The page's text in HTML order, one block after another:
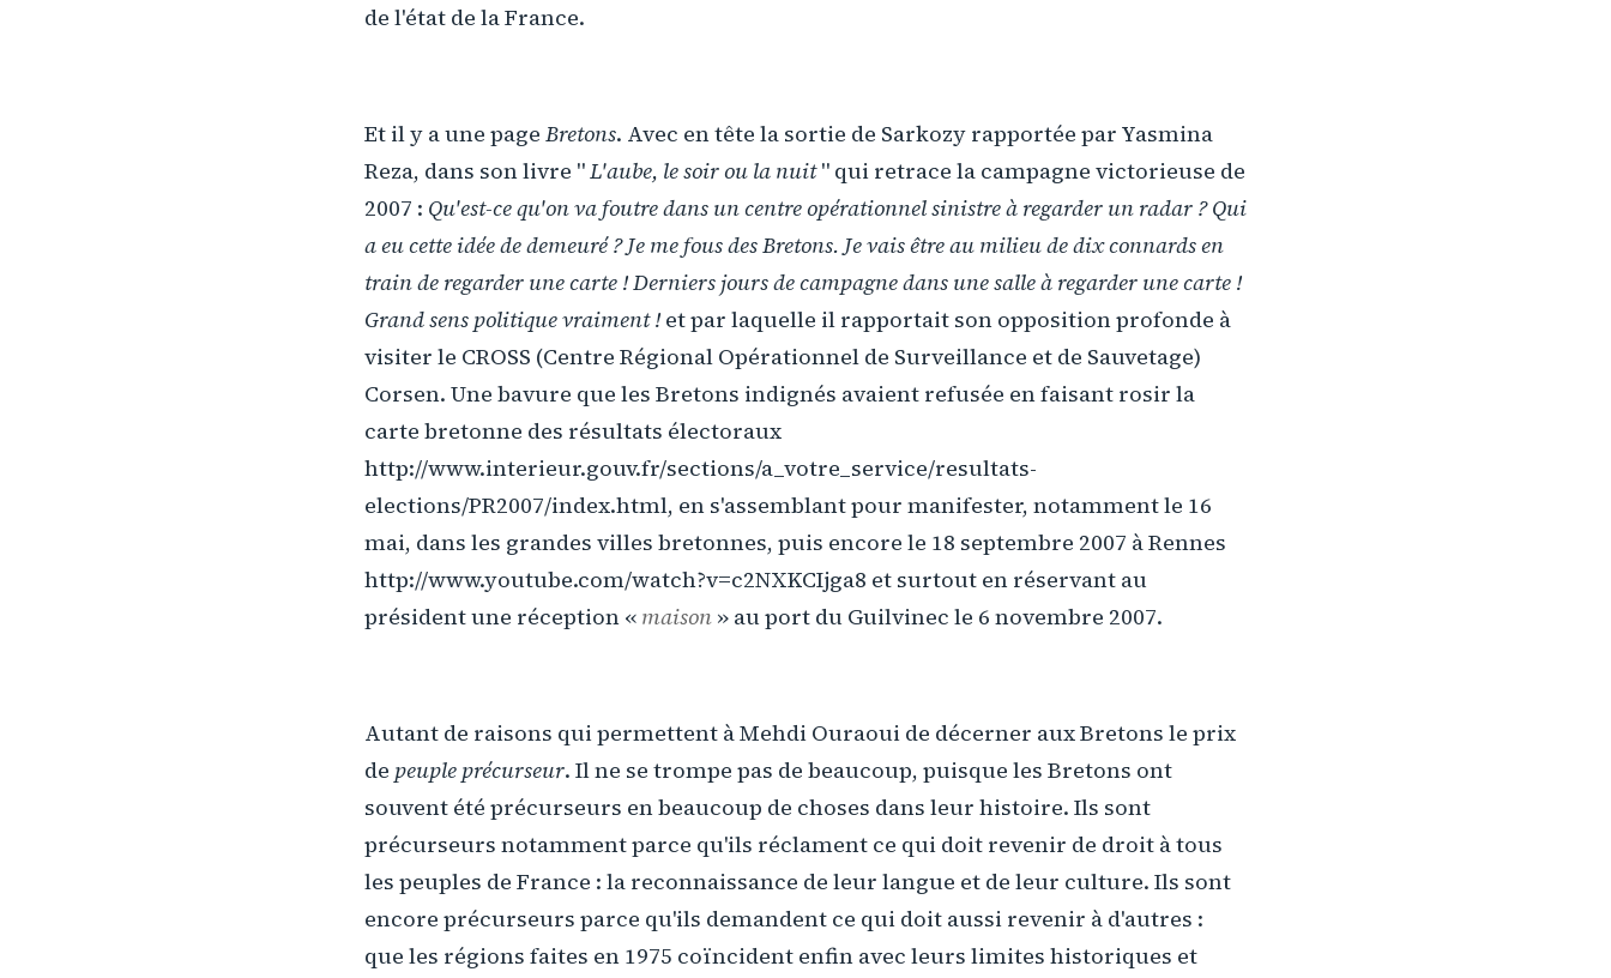
de l'état de la France.
Et il y a une page Bretons. Avec en tête la sortie de Sarkozy rapportée par Yasmina
Reza, dans son livre "L'aube, le soir ou la nuit" qui retrace la campagne victorieuse de
2007 : Qu'est-ce qu'on va foutre dans un centre opérationnel sinistre à regarder un radar ? Qui
a eu cette idée de demeuré ? Je me fous des Bretons. Je vais être au milieu de dix connards en
train de regarder une carte ! Derniers jours de campagne dans une salle à regarder une carte !
Grand sens politique vraiment ! et par laquelle il rapportait son opposition profonde à
visiter le CROSS (Centre Régional Opérationnel de Surveillance et de Sauvetage)
Corsen. Une bavure que les Bretons indignés avaient refusée en faisant rosir la
carte bretonne des résultats électoraux
http://www.interieur.gouv.fr/sections/a_votre_service/resultats-
elections/PR2007/index.html, en s'assemblant pour manifester, notamment le 16
mai, dans les grandes villes bretonnes, puis encore le 18 septembre 2007 à Rennes
http://www.youtube.com/watch?v=c2NXKCIjga8 et surtout en réservant au
président une réception « maison » au port du Guilvinec le 6 novembre 2007.
Autant de raisons qui permettent à Mehdi Ouraoui de décerner aux Bretons le prix
de peuple précurseur. Il ne se trompe pas de beaucoup, puisque les Bretons ont
souvent été précurseurs en beaucoup de choses dans leur histoire. Ils sont
précurseurs notamment parce qu'ils réclament ce qui doit revenir de droit à tous
les peuples de France : la reconnaissance de leur langue et de leur culture. Ils sont
encore précurseurs parce qu'ils demandent ce qui doit aussi revenir à d'autres :
que les régions faites en 1975 coïncident enfin avec leurs limites historiques et